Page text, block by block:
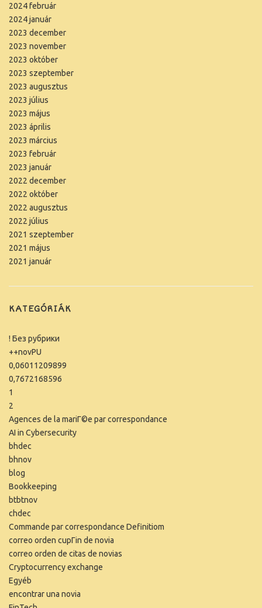
2024 február
2024 január
2023 december
2023 november
2023 október
2023 szeptember
2023 augusztus
2023 július
2023 május
2023 április
2023 március
2023 február
2023 január
2022 december
2022 október
2022 augusztus
2022 július
2021 szeptember
2021 május
2021 január
KATEGÓRIÁK
! Без рубрики
++novPU
0,06011209899
0,7672168596
1
2
Agences de la mariГ©e par correspondance
AI in Cybersecurity
bhdec
bhnov
blog
Bookkeeping
btbtnov
chdec
Commande par correspondance Definitiom
correo orden cupГіn de novia
correo orden de citas de novias
Cryptocurrency exchange
Egyéb
encontrar una novia